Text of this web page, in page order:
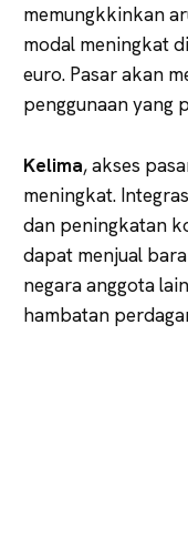
memungkkinkan
modal meningkat
euro. Pasar akan
penggunaan yang
Kelima, akses
meningkat.
dan peningkatan
dapat menjual
negara anggota
hambatan